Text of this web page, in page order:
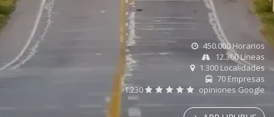
450.000 Horarios
12.300 Líneas
1.300 Localidades
70 Empresas
1.230
opiniones Google